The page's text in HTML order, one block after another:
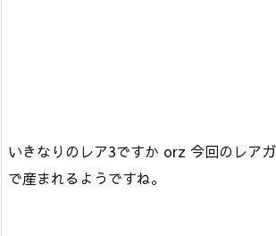
いきなりのレア3ですか orz 今回のレア
で産まれるようですね。